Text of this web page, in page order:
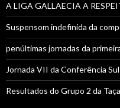
A LIGA GALLAECIA A
Suspensom indefinida da
penúltimas jornadas da
Jornada VII da Conferência Sul
Resultados do Grupo 2 da